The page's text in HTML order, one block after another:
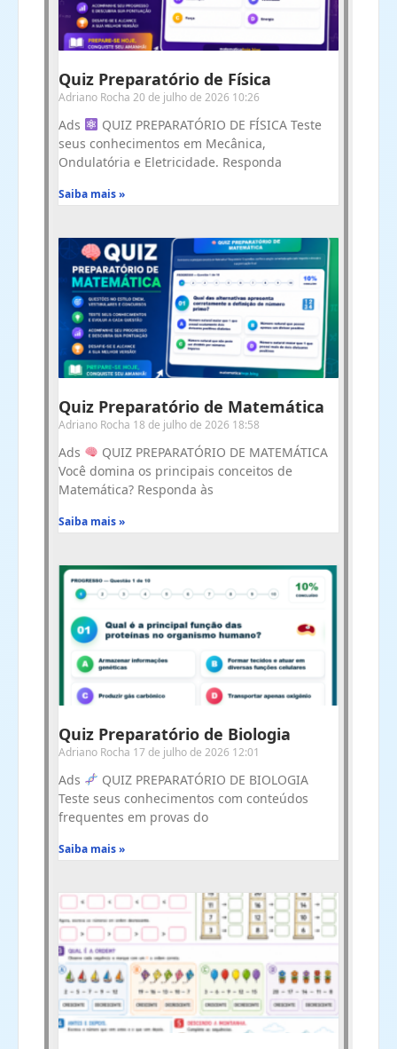
Quiz Preparatório de Física
Adriano Rocha 20 de julho de 2026 10:26
Ads
QUIZ PREPARATÓRIO DE FÍSICA Teste
seus conhecimentos em Mecânica,
Ondulatória e Eletricidade. Responda
Saiba mais »
Quiz Preparatório de Matemática
Adriano Rocha 18 de julho de 2026 18:58
Ads
QUIZ PREPARATÓRIO DE MATEMÁTICA
Você domina os principais conceitos de
Matemática? Responda às
Saiba mais »
Quiz Preparatório de Biologia
Adriano Rocha 17 de julho de 2026 12:01
Ads
QUIZ PREPARATÓRIO DE BIOLOGIA
Teste seus conhecimentos com conteúdos
frequentes em provas do
Saiba mais »